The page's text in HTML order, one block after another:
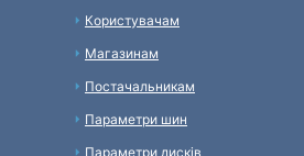
Користувачам
Магазинам
Постачальникам
Параметри шин
Параметри дисків